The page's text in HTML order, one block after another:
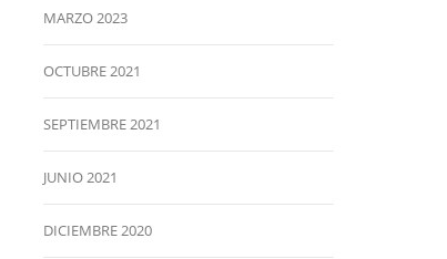
MARZO 2023
OCTUBRE 2021
SEPTIEMBRE 2021
JUNIO 2021
DICIEMBRE 2020